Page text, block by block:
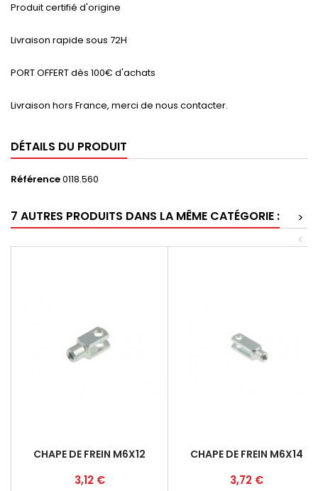
Produit certifié d'origine
Livraison rapide sous 72H
PORT OFFERT dès 100€ d'achats
Livraison hors France, merci de nous contacter.
DÉTAILS DU PRODUIT
Référence0118.560
7 AUTRES PRODUITS DANS LA MÊME CATÉGORIE :
>
<
CHAPE DE FREIN M6X12
Prix
3,12 €
CHAPE DE FREIN M6X14
Prix
3,72 €